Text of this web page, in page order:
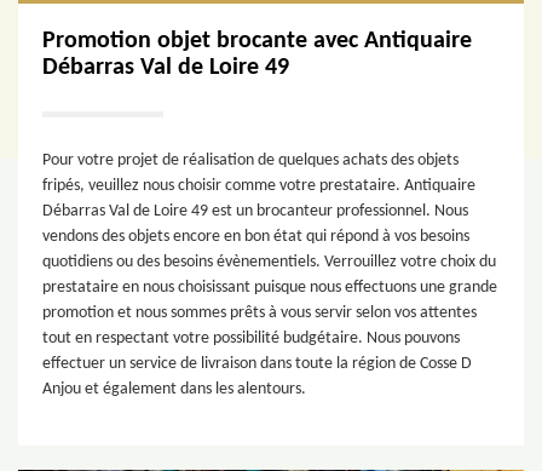
Promotion objet brocante avec Antiquaire
Débarras Val de Loire 49
Pour votre projet de réalisation de quelques achats des objets
fripés, veuillez nous choisir comme votre prestataire. Antiquaire
Débarras Val de Loire 49 est un brocanteur professionnel. Nous
vendons des objets encore en bon état qui répond à vos besoins
quotidiens ou des besoins évènementiels. Verrouillez votre choix du
prestataire en nous choisissant puisque nous effectuons une grande
promotion et nous sommes prêts à vous servir selon vos attentes
tout en respectant votre possibilité budgétaire. Nous pouvons
effectuer un service de livraison dans toute la région de Cosse D
Anjou et également dans les alentours.